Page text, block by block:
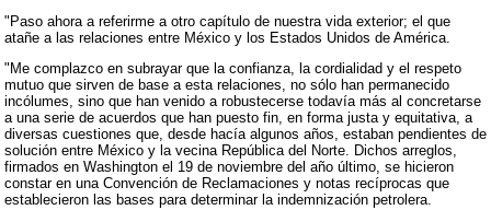
"Paso ahora a referirme a otro capítulo de nuestra vida exterior; el que
atañe a las relaciones entre México y los Estados Unidos de América.
"Me complazco en subrayar que la confianza, la cordialidad y el respeto
mutuo que sirven de base a esta relaciones, no sólo han permanecido
incólumes, sino que han venido a robustecerse todavía más al concretarse
a una serie de acuerdos que han puesto fin, en forma justa y equitativa, a
diversas cuestiones que, desde hacía algunos años, estaban pendientes de
solución entre México y la vecina República del Norte. Dichos arreglos,
firmados en Washington el 19 de noviembre del año último, se hicieron
constar en una Convención de Reclamaciones y notas recíprocas que
establecieron las bases para determinar la indemnización petrolera.